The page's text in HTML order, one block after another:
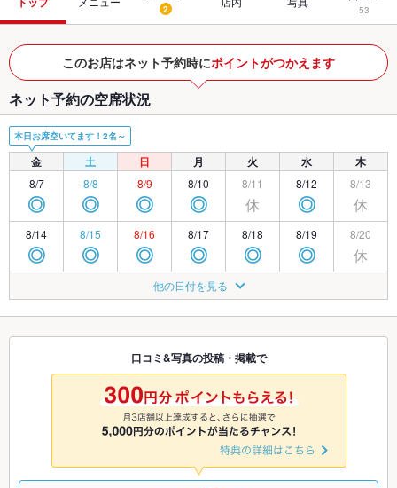
2 53
このお店はネット予約時にポイントがつかえます
ネット予約の空席状況
本日お席空いてます！2名～
金 土 日 月 火 水 木
8/7
◎
8/8
◎
8/9
◎
8/10
◎
8/11
休
8/12
◎
8/13
休
8/14
◎
8/15
◎
8/16
◎
8/17
◎
8/18
◎
8/19
◎
8/20
休
◎ ◎
8/23
◎
8/24
◎
8/25
◎ ◎ 休
8/28 8/29 8/30
◎
8/31
◎
9/1
◎
9/2 9/3
9/6
休 ◎ ◎ ◎
他の日付を見る
口コミ&写真の投稿・掲載で